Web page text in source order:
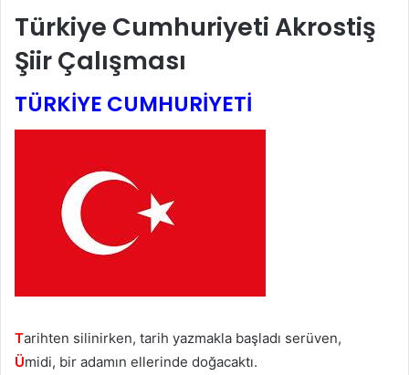
Türkiye Cumhuriyeti Akrostiş
Şiir Çalışması
TÜRKİYE CUMHURİYETİ
Tarihten silinirken, tarih yazmakla başladı serüven,
Ümidi, bir adamın ellerinde doğacaktı.